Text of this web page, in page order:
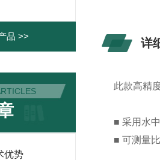
品 >>
优势
详
此款高精
■ 采用水
■ 可测量